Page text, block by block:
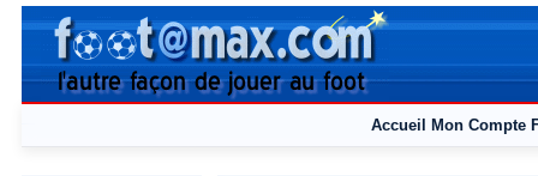
Accueil Mon Compte